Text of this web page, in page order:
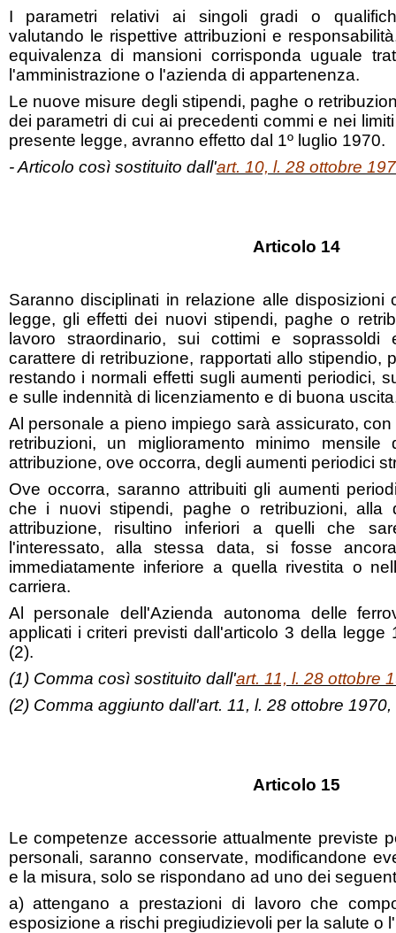
I parametri relativi ai singoli gradi o
valutando le rispettive attribuzioni e
equivalenza di mansioni corrisponda uguale
l'amministrazione o l'azienda di appartenenza.
Le nuove misure degli stipendi, paghe o
dei parametri di cui ai precedenti commi e nei
presente legge, avranno effetto dal 1º luglio 1970.
- Articolo così sostituito dall'art. 10, l. 28 ottobre
Articolo 14
Saranno disciplinati in relazione alle disposizioni
legge, gli effetti dei nuovi stipendi, paghe o
lavoro straordinario, sui cottimi e soprassoldi
carattere di retribuzione, rapportati allo stipendio,
restando i normali effetti sugli aumenti periodici,
e sulle indennità di licenziamento e di buona
Al personale a pieno impiego sarà assicurato,
retribuzioni, un miglioramento minimo
attribuzione, ove occorra, degli aumenti periodici
Ove occorra, saranno attribuiti gli aumenti
che i nuovi stipendi, paghe o retribuzioni, alla
attribuzione, risultino inferiori a quelli che
l'interessato, alla stessa data, si fosse
immediatamente inferiore a quella rivestita o
carriera.
Al personale dell'Azienda autonoma delle
applicati i criteri previsti dall'articolo 3 della legge
(2).
(1) Comma così sostituito dall'art. 11, l. 28 ottobre
(2) Comma aggiunto dall'art. 11, l. 28 ottobre 1970,
Articolo 15
Le competenze accessorie attualmente previste
personali, saranno conservate, modificandone
e la misura, solo se rispondano ad uno dei
a) attengano a prestazioni di lavoro che
esposizione a rischi pregiudizievoli per la salute o